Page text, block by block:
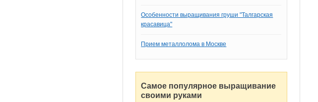
Особенности выращивания груши "Талгарская
красавица"
Прием металлолома в Москве
Самое популярное выращивание
своими руками